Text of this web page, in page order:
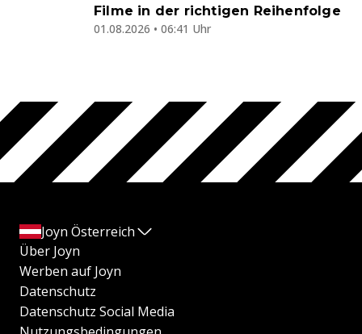
Filme in der richtigen Reihenfolge
01.08.2026 • 06:41 Uhr
Joyn Österreich
Über Joyn
Werben auf Joyn
Datenschutz
Datenschutz Social Media